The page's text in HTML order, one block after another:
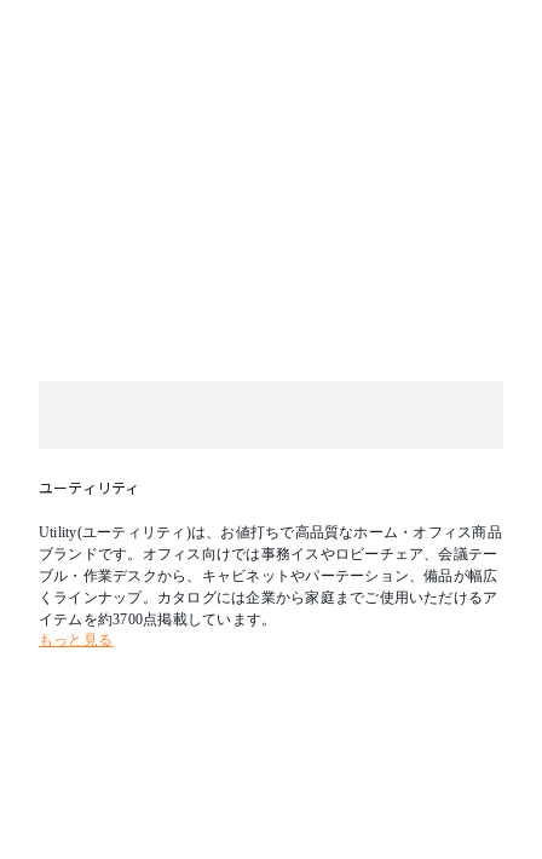
ユーティリティ
Utility(ユーティリティ)は、お値打ちで高品質なホーム・オフィス商品
ブランドです。オフィス向けでは事務イスやロビーチェア、会議テー
ブル・作業デスクから、キャビネットやパーテーション、備品が幅広
くラインナップ。カタログには企業から家庭までご使用いただけるア
イテムを約3700点掲載しています。
もっと見る